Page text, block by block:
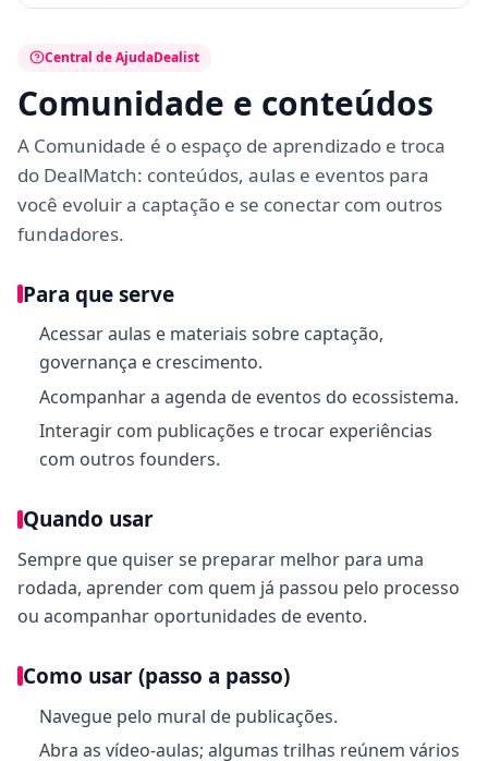
Central de AjudaDealist
Comunidade e conteúdos
A Comunidade é o espaço de aprendizado e troca
do DealMatch: conteúdos, aulas e eventos para
você evoluir a captação e se conectar com outros
fundadores.
Para que serve
Acessar aulas e materiais sobre captação,
governança e crescimento.
Acompanhar a agenda de eventos do ecossistema.
Interagir com publicações e trocar experiências
com outros founders.
Quando usar
Sempre que quiser se preparar melhor para uma
rodada, aprender com quem já passou pelo processo
ou acompanhar oportunidades de evento.
Como usar (passo a passo)
Navegue pelo mural de publicações.
Abra as vídeo-aulas; algumas trilhas reúnem vários